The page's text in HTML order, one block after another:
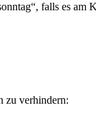
falls es am
zu verhindern: